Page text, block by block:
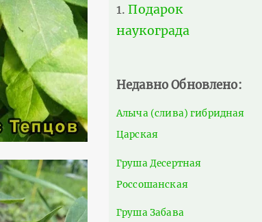
Подарок
наукограда
Недавно Обновлено:
Алыча (слива) гибридная
Царская
Груша Десертная
Россошанская
Груша Забава